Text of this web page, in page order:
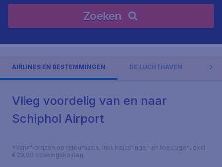
Zoeken
AIRLINES EN BESTEMMINGEN DE LUCHTHAVEN
Vlieg voordelig van en naar
Schiphol Airport
*Vanaf-prijzen op retourbasis, incl. belastingen en toeslagen, excl.
€ 29,90 boekingskosten.